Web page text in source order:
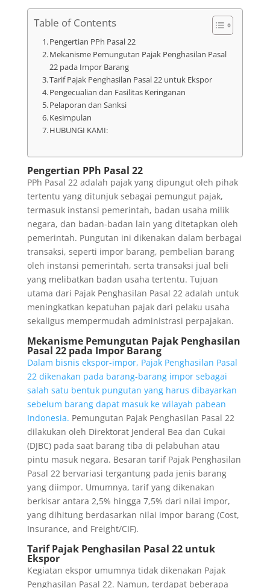
Table of Contents
Pengertian PPh Pasal 22
Mekanisme Pemungutan Pajak Penghasilan Pasal
22 pada Impor Barang
Tarif Pajak Penghasilan Pasal 22 untuk Ekspor
Pengecualian dan Fasilitas Keringanan
Pelaporan dan Sanksi
Kesimpulan
HUBUNGI KAMI:
Pengertian PPh Pasal 22
PPh Pasal 22 adalah pajak yang dipungut oleh pihak
tertentu yang ditunjuk sebagai pemungut pajak,
termasuk instansi pemerintah, badan usaha milik
negara, dan badan-badan lain yang ditetapkan oleh
pemerintah. Pungutan ini dikenakan dalam berbagai
transaksi, seperti impor barang, pembelian barang
oleh instansi pemerintah, serta transaksi jual beli
yang melibatkan badan usaha tertentu. Tujuan
utama dari Pajak Penghasilan Pasal 22 adalah untuk
meningkatkan kepatuhan pajak dari pelaku usaha
sekaligus mempermudah administrasi perpajakan.
Mekanisme Pemungutan Pajak Penghasilan
Pasal 22 pada Impor Barang
Dalam bisnis ekspor-impor, Pajak Penghasilan Pasal
22 dikenakan pada barang-barang impor sebagai
salah satu bentuk pungutan yang harus dibayarkan
sebelum barang dapat masuk ke wilayah pabean
Indonesia. Pemungutan Pajak Penghasilan Pasal 22
dilakukan oleh Direktorat Jenderal Bea dan Cukai
(DJBC) pada saat barang tiba di pelabuhan atau
pintu masuk negara. Besaran tarif Pajak Penghasilan
Pasal 22 bervariasi tergantung pada jenis barang
yang diimpor. Umumnya, tarif yang dikenakan
berkisar antara 2,5% hingga 7,5% dari nilai impor,
yang dihitung berdasarkan nilai impor barang (Cost,
Insurance, and Freight/CIF).
Tarif Pajak Penghasilan Pasal 22 untuk
Ekspor
Kegiatan ekspor umumnya tidak dikenakan Pajak
Penghasilan Pasal 22. Namun, terdapat beberapa